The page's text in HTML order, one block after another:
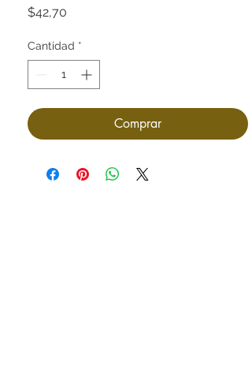
$42,70
Cantidad *
Comprar